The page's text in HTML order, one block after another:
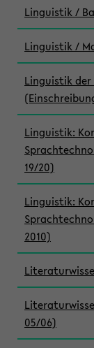
Linguistik /
Linguistik /
Linguistik der
Linguistik:
19/20)
Linguistik:
2010)
05/06)